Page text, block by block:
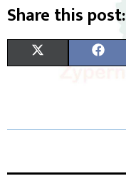
Share this post:
W E